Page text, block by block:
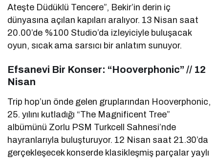
Ateşte Düdüklü Tencere”, Bekir’in derin iç
dünyasına açılan kapıları aralıyor. 13 Nisan saat
20.00’de %100 Studio’da izleyiciyle buluşacak
oyun, sıcak ama sarsıcı bir anlatım sunuyor.
Efsanevi Bir Konser: “Hooverphonic” // 12
Nisan
Trip hop’un önde gelen gruplarından Hooverphonic,
25. yılını kutladığı “The Magnificent Tree”
albümünü Zorlu PSM Turkcell Sahnesi’nde
hayranlarıyla buluşturuyor. 12 Nisan saat 21.30’da
gerçekleşecek konserde klasikleşmiş parçalar yaylı